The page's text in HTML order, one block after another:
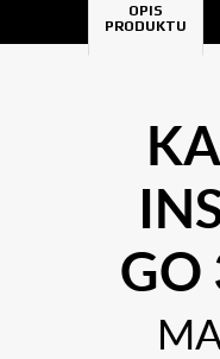
OPIS
PRODUKTU
GO